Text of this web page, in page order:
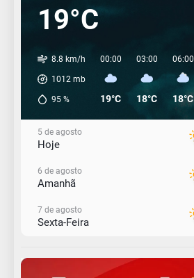
19°C
8.8 km/h
1012 mb
95 %
00:00
19°C
03:00
18°C
06:00
18°C
5 de agosto
Hoje
6 de agosto
Amanhã
7 de agosto
Sexta-Feira
Sábado